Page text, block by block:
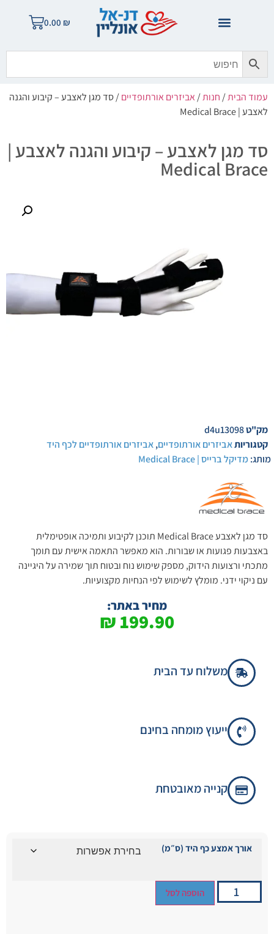
0.00 ₪
עמוד הבית/חנות/אביזרים אורתופדיים/ סד מגן לאצבע – קיבוע והגנה
לאצבע | Medical Brace
סד מגן לאצבע – קיבוע והגנה לאצבע |
Medical Brace
מק"טd4u13098
קטגוריותאביזרים אורתופדיים,אביזרים אורתופדיים לכף היד
מותג:מדיקל ברייס | Medical Brace
סד מגן לאצבע Medical Brace תוכנן לקיבוע ותמיכה אופטימלית
באצבעות פגועות או שבורות. הוא מאפשר התאמה אישית עם תומך
מתכתי ורצועות הידוק, מספק שימוש נוח ובטוח תוך שמירה על היגיינה
עם ניקוי ידני. מומלץ לשימוש לפי הנחיות מקצועיות.
מחיר באתר:
199.90
₪
משלוח עד הבית
ייעוץ מומחה בחינם
קנייה מאובטחת
אורך אמצע כף היד (ס״מ)
הוספה לסל